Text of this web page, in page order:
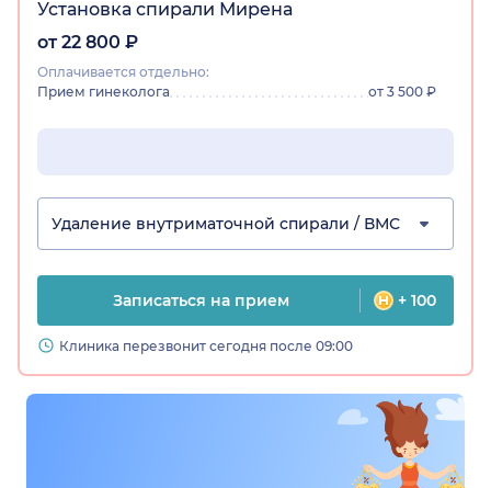
Установка спирали Мирена
от 22 800 ₽
Оплачивается отдельно:
Прием гинеколога
от 3 500 ₽
Удаление внутриматочной спирали / ВМС
Записаться на прием + 100
Клиника перезвонит сегодня после 09:00